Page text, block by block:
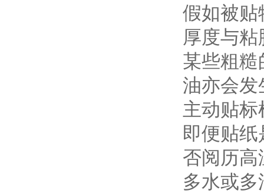
假如被贴
厚度与
某些粗
油亦会发
主动贴
即便贴
否阅历高
多水或